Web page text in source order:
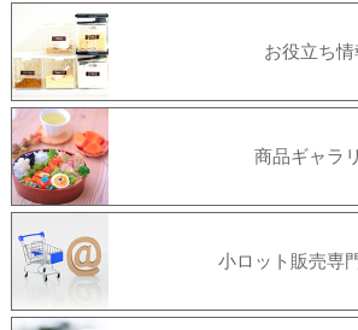
お役立ち情
商品ギャラ
小ロット販売専